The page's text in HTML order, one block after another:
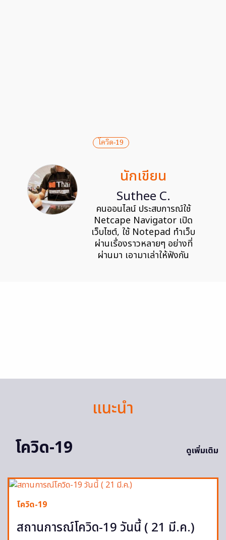
โควิด-19
นักเขียน
Suthee C.
คนออนไลน์ ประสบการณ์ใช้
Netcape Navigator เปิด
เว็บไซต์, ใช้ Notepad ทำเว็บ
ผ่านเรื่องราวหลายๆ อย่างที่
ผ่านมา เอามาเล่าให้ฟังกัน
แนะนำ
โควิด-19
ดูเพิ่มเติม
โควิด-19
สถานการณ์โควิด-19 วันนี้ ( 21 มี.ค.)